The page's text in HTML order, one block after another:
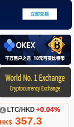
LTC/HKD +0.04%
HK$357.3